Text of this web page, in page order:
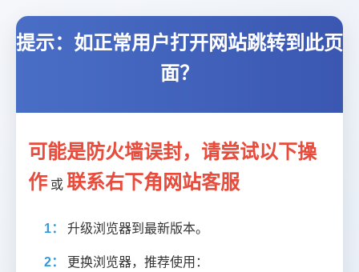
提示：如正常用户打开网站跳转到此页
面？
可能是防火墙误封，请尝试以下操
作 或 联系右下角网站客服
1： 升级浏览器到最新版本。
2： 更换浏览器，推荐使用：